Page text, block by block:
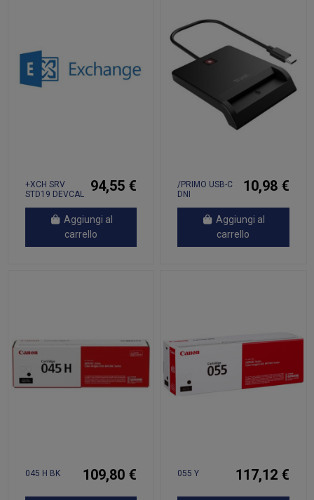
+XCH SRV
STD19 DEVCAL
94,55 €
Aggiungi al
carrello
/PRIMO USB-C
DNI
READER
10,98 €
Aggiungi al
carrello
045 H BK 109,80 € 055 Y 117,12 €